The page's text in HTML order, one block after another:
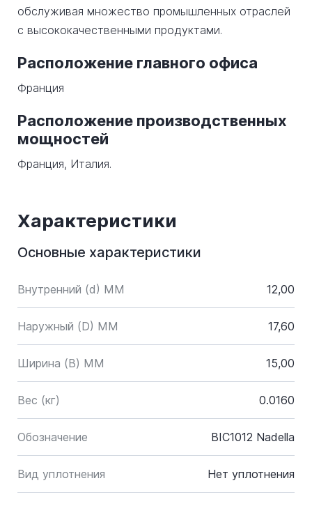
обслуживая множество промышленных отраслей
с высококачественными продуктами.
Расположение главного офиса
Франция
Расположение производственных
мощностей
Франция, Италия.
Характеристики
Основные характеристики
Внутренний (d) ММ 12,00
Наружный (D) ММ 17,60
Ширина (B) MM 15,00
Вес (кг) 0.0160
Обозначение BIC1012 Nadella
Вид уплотнения Нет уплотнения